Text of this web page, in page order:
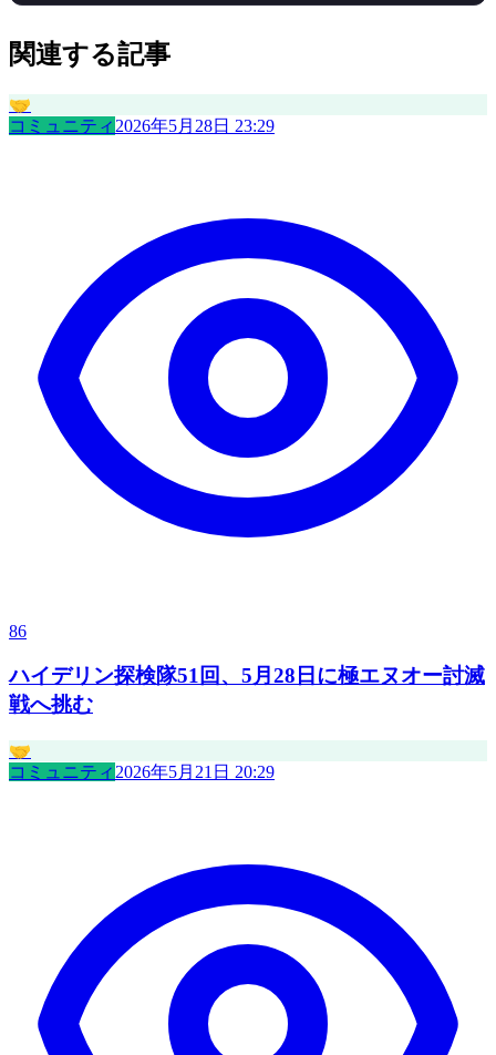
関連する記事
🤝
コミュニティ 2026年5月28日 23:29
86
ハイデリン探検隊51回、5月28日に極エヌオー討滅
戦へ挑む
🤝
コミュニティ 2026年5月21日 20:29